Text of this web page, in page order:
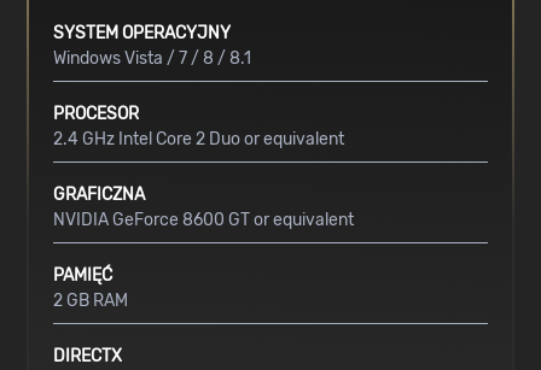
SYSTEM OPERACYJNY
Windows Vista / 7 / 8 / 8.1
PROCESOR
2.4 GHz Intel Core 2 Duo or equivalent
GRAFICZNA
NVIDIA GeForce 8600 GT or equivalent
PAMIĘĆ
2 GB RAM
DIRECTX